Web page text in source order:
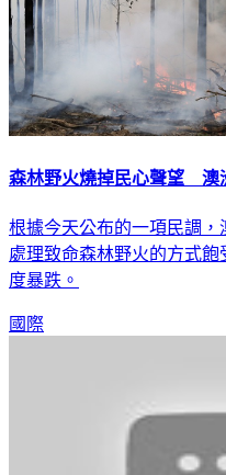
森林野火燒掉民心聲望 澳
根據今天公布的一項民調，
處理致命森林野火的方式
度暴跌。
國際